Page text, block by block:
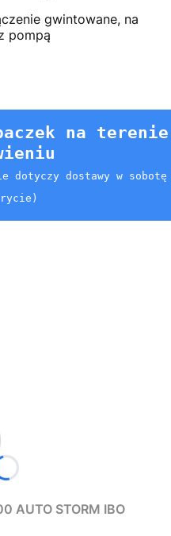
gwintowane, na
pompą
na terenie
dotyczy dostawy w sobotę
AUTO STORM IBO